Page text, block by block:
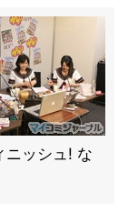
ニッシュ! な